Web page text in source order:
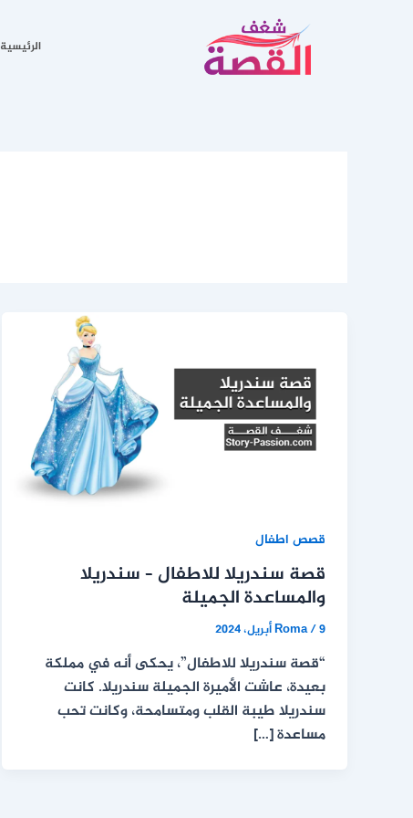
الرئيسية
قصص اطفال
قصة سندريلا للاطفال – سندريلا
والمساعدة الجميلة
Roma/9 أبريل، 2024
“قصة سندريلا للاطفال”، يحكى أنه في مملكة
بعيدة، عاشت الأميرة الجميلة سندريلا. كانت
سندريلا طيبة القلب ومتسامحة، وكانت تحب
مساعدة […]